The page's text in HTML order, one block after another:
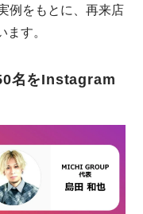
例をもとに、再来店
す。
名をInstagram